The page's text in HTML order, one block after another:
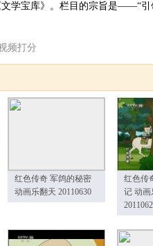
学宝库》。栏目的宗旨是——“引
频打分
红色传奇 军鸽的秘密
动画乐翻天 20110630
红色传
记 动画